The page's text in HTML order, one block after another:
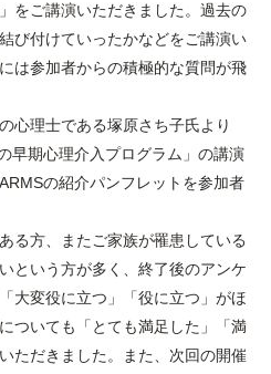
をご講演いただきました。過去の
び付けていったかなどをご講演い
は参加者からの積極的な質問が飛
心理士である塚原さち子氏より
早期心理介入プログラム」の講演
の紹介パンフレットを参加者
る方、またご家族が罹患している
という方が多く、終了後のアンケ
大変役に立つ」「役に立つ」がほ
ついても「とても満足した」「満
ただきました。また、次回の開催